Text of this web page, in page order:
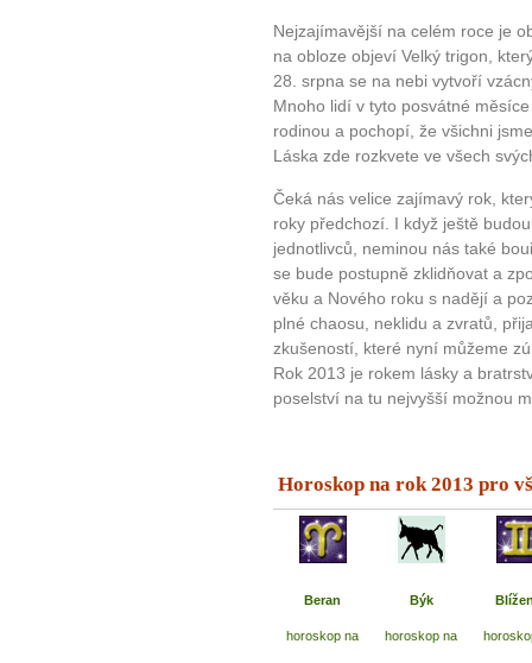
Nejzajímavější na celém roce je
na obloze objeví Velký trigon,
28. srpna se na nebi vytvoří
Mnoho lidí v tyto posvátné
rodinou a pochopí, že všichni
Láska zde rozkvete ve všech
Čeká nás velice zajímavý rok,
roky předchozí. I když ještě
jednotlivců, neminou nás také
se bude postupně zklidňovat a
věku a Nového roku s nadějí a
plné chaosu, neklidu a zvratů,
zkušeností, které nyní můžeme
Rok 2013 je rokem lásky a
poselství na tu nejvyšší možnou
Horoskop na rok 2013 pro
Beran
horoskop na
Býk
horoskop na